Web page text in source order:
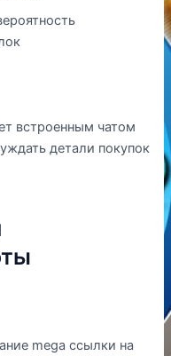
встроенным чатом
детали покупок
mega ссылки на